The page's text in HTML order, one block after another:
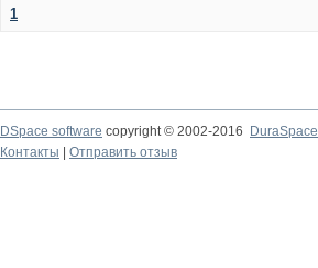
1
DSpace software copyright © 2002-2016
DuraSpace
Контакты
Отправить отзыв